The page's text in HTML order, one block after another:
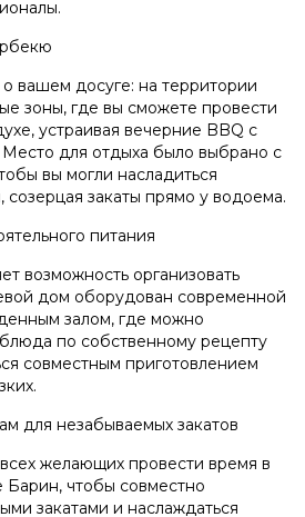
вашем досуге: на территории
зоны, где вы сможете провести
устраивая вечерние BBQ с
Место для отдыха было выбрано с
вы могли насладиться
закаты прямо у водоема.
питания
возможность организовать
дом оборудован современной
залом, где можно
по собственному рецепту
совместным приготовлением
для незабываемых закатов
желающих провести время в
чтобы совместно
закатами и наслаждаться